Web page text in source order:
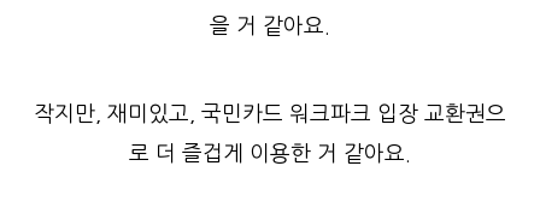
을 거 같아요.
작지만, 재미있고, 국민카드 워크파크 입장 교환권으
로 더 즐겁게 이용한 거 같아요.